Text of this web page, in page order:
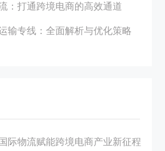
：打通跨境电商的高效通道
输专线：全面解析与优化策略
际物流赋能跨境电商产业新征程